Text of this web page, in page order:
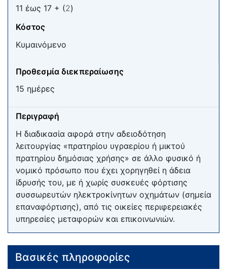
11 έως 17 + (2)
Κόστος
Κυμαινόμενο
Προθεσμία διεκπεραίωσης
15 ημέρες
Περιγραφή
Η διαδικασία αφορά στην αδειοδότηση
λειτουργίας «πρατηρίου υγραερίου ή μικτού
πρατηρίου δημόσιας χρήσης» σε άλλο φυσικό ή
νομικό πρόσωπο που έχει χορηγηθεί η άδεια
ίδρυσής του, με ή χωρίς συσκευές φόρτισης
συσσωρευτών ηλεκτροκίνητων οχημάτων (σημεία
επαναφόρτισης), από τις οικείες περιφερειακές
υπηρεσίες μεταφορών και επικοινωνιών.
Βασικές πληροφορίες